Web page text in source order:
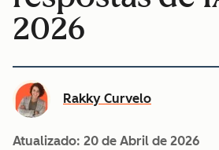
2026
Rakky Curvelo
Atualizado: 20 de Abril de 2026